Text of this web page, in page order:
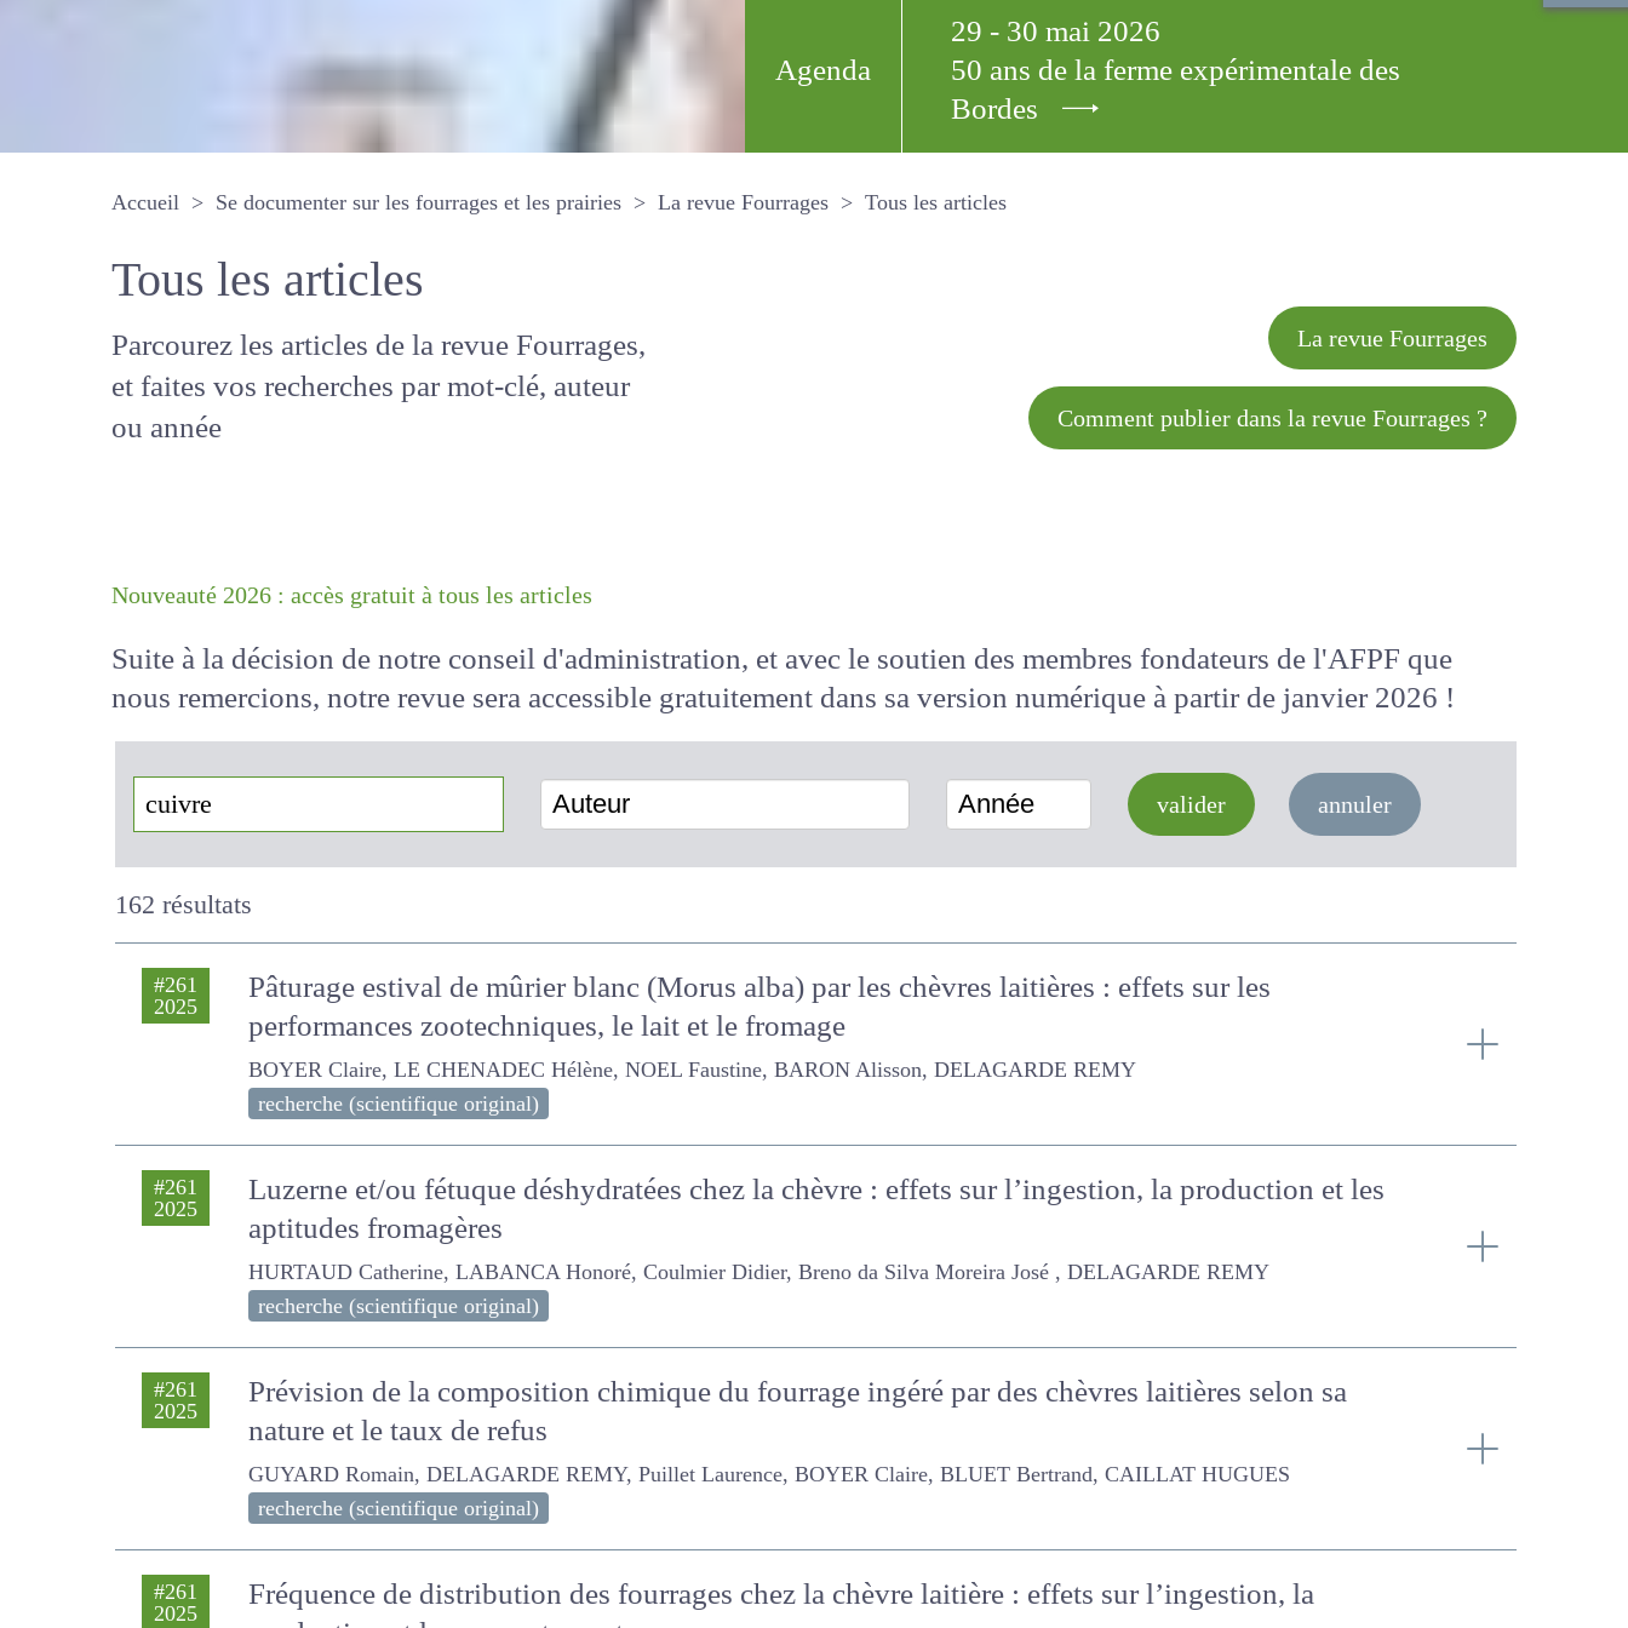
Agenda
29 - 30 mai 2026
50 ans de la ferme expérimentale des
Bordes
Accueil Se documenter sur les fourrages et les prairies La revue Fourrages Tous les articles
Tous les articles
Parcourez les articles de la revue
Fourrages, et faites vos recherches par
mot-clé, auteur ou année
La revue Fourrages
Comment publier dans la revue Fourrages ?
Suite à la décision de notre conseil d'administration, et avec le soutien des membres fondateurs de l'AFPF que
nous remercions, notre revue sera accessiblegratuitementdans sa version numériqueà partir de janvier 2026
!
Auteur Année valider annuler
162 résultats
#261
2025
Pâturage estival de mûrier blanc (Morus alba) par les chèvres laitières : effets sur les
performances zootechniques, le lait et le fromage
BOYER Claire, LE CHENADEC Hélène, NOEL Faustine, BARON Alisson, DELAGARDE REMY
recherche (scientifique original)
#261
2025
Luzerne et/ou fétuque déshydratées chez la chèvre : effets sur l’ingestion, la production et
les aptitudes fromagères
HURTAUD Catherine, LABANCA Honoré, Coulmier Didier, Breno da Silva Moreira José , DELAGARDE REMY
recherche (scientifique original)
#261
2025
Prévision de la composition chimique du fourrage ingéré par des chèvres laitières selon sa
nature et le taux de refus
GUYARD Romain, DELAGARDE REMY, Puillet Laurence, BOYER Claire, BLUET Bertrand, CAILLAT HUGUES
recherche (scientifique original)
#261
2025
Fréquence de distribution des fourrages chez la chèvre laitière : effets sur l’ingestion, la